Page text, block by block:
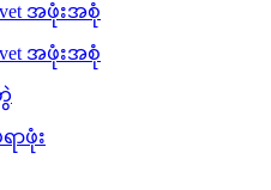
အဖုံးအစုံ
အဖုံးအစုံ
ာဖုံး